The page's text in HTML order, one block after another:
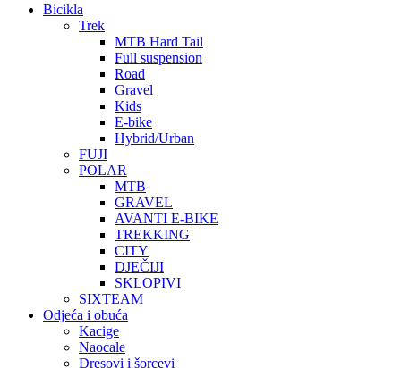
Bicikla
Trek
MTB Hard Tail
Full suspension
Road
Gravel
Kids
E-bike
Hybrid/Urban
FUJI
POLAR
MTB
GRAVEL
AVANTI E-BIKE
TREKKING
CITY
DJEČIJI
SKLOPIVI
SIXTEAM
Odjeća i obuća
Kacige
Naocale
Dresovi i šorcevi